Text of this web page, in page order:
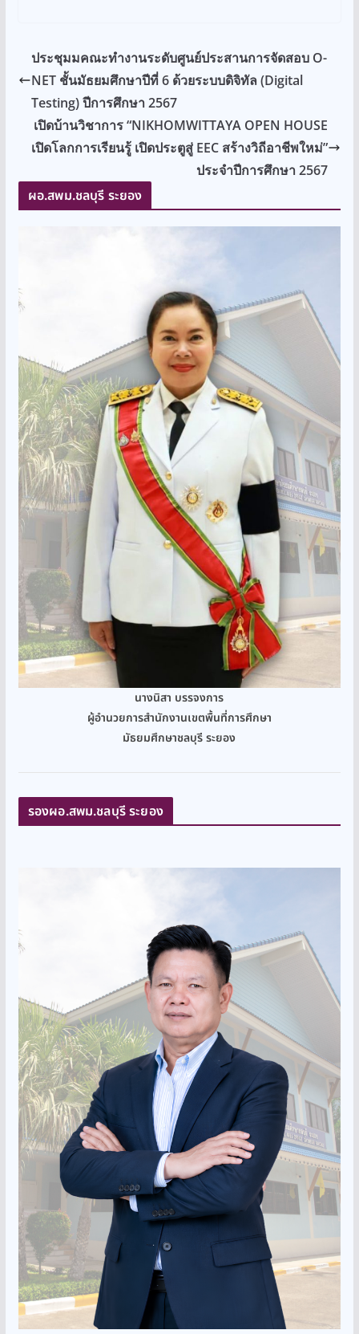
ประชุมมคณะทำงานระดับศูนย์ประสานการจัดสอบ O-
NET ชั้นมัธยมศึกษาปีที่ 6 ด้วยระบบดิจิทัล (Digital
Testing) ปีการศึกษา 2567
เปิดบ้านวิชาการ “NIKHOMWITTAYA OPEN HOUSE
เปิดโลกการเรียนรู้ เปิดประตูสู่ EEC สร้างวิถีอาชีพใหม่”
ประจำปีการศึกษา 2567
ผอ.สพม.ชลบุรี ระยอง
นางนิสา บรรจงการ
ผู้อำนวยการสำนักงานเขตพื้นที่การศึกษา
มัธยมศึกษาชลบุรี ระยอง
รองผอ.สพม.ชลบุรี ระยอง